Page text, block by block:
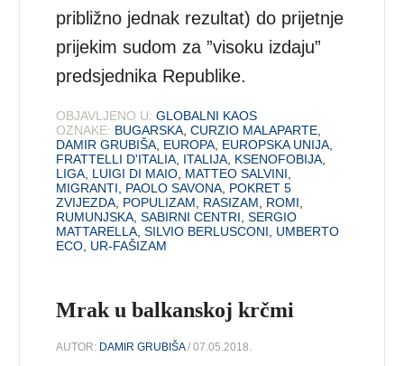
približno jednak rezultat) do prijetnje
prijekim sudom za ”visoku izdaju”
predsjednika Republike.
OBJAVLJENO U: GLOBALNI KAOS
OZNAKE: BUGARSKA ,CURZIO MALAPARTE
DAMIR GRUBIŠA EUROPA EUROPSKA UNIJA
FRATTELLI D'ITALIA ITALIJA KSENOFOBIJA
LIGA LUIGI DI MAIO MATTEO SALVINI
MIGRANTI
PAOLO SAVONA POKRET 5
ZVIJEZDA POPULIZAM RASIZAM ROMI
RUMUNJSKA ,SABIRNI CENTRI ,SERGIO
MATTARELLA ,SILVIO BERLUSCONI
UMBERTO
ECO UR-FAŠIZAM
Mrak u balkanskoj krčmi
AUTOR: DAMIR GRUBIŠA/ 07.05.2018.